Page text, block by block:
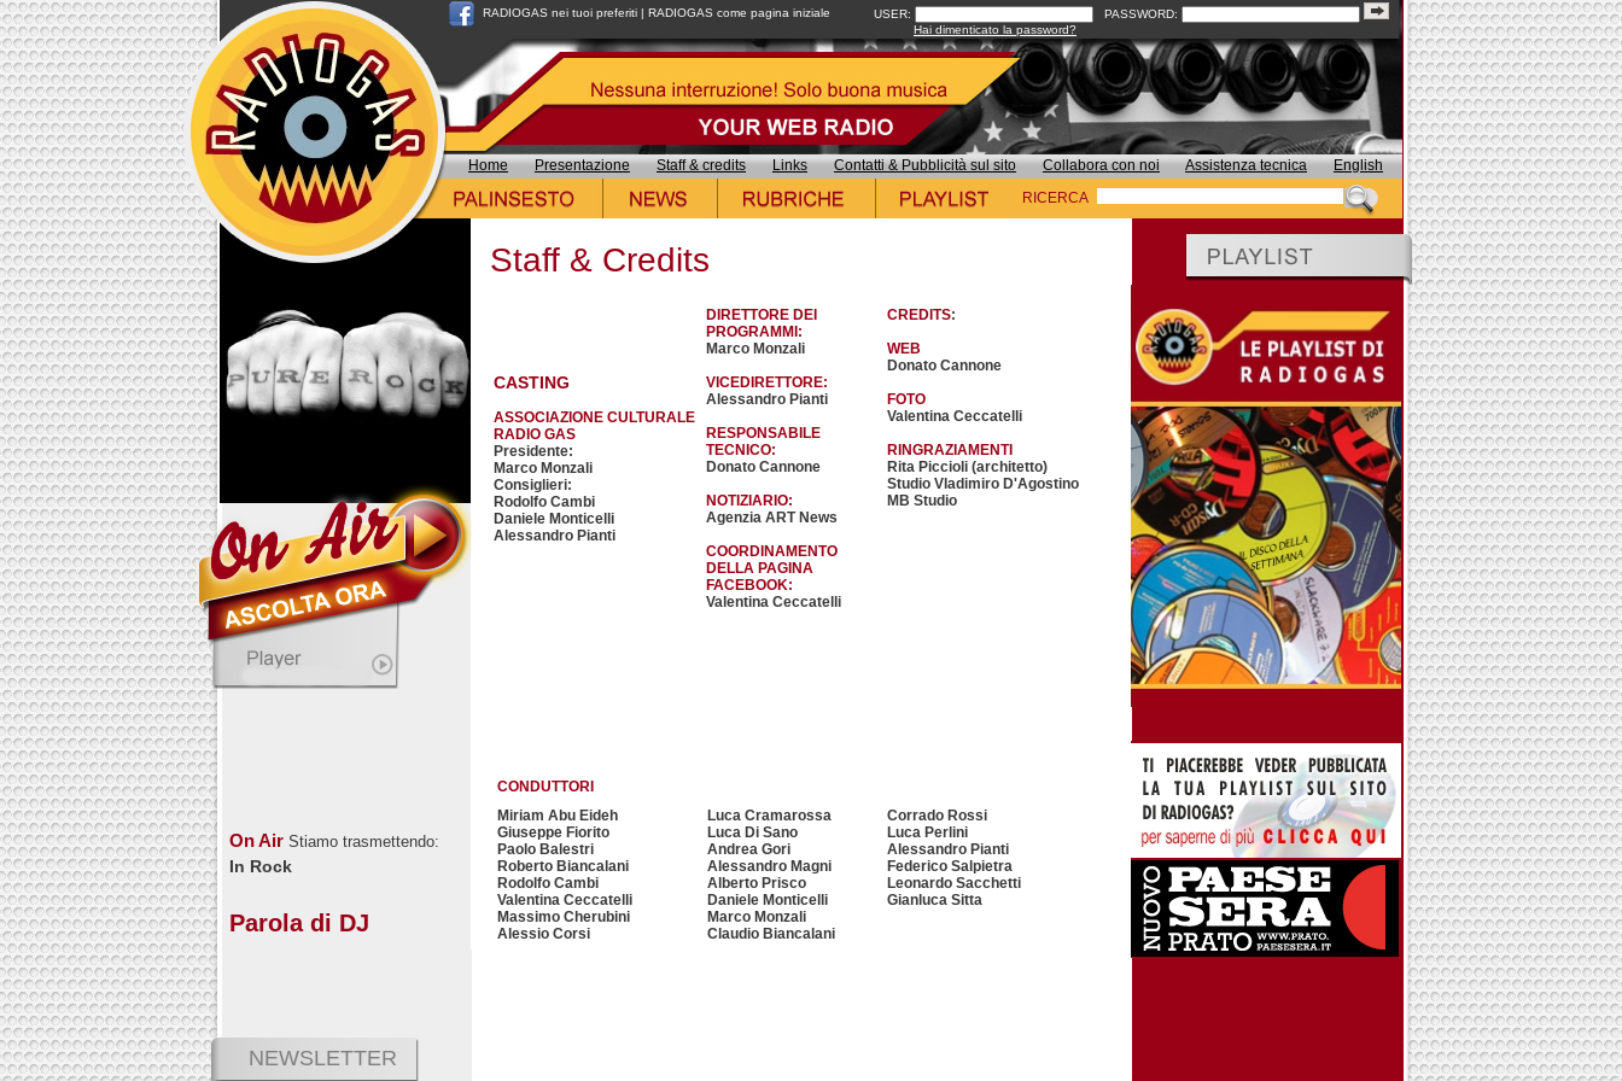
RADIOGAS nei tuoi preferiti | RADIOGAS come pagina iniziale USER:
PASSWORD:
Hai dimenticato la password?
Home Presentazione Staff & credits Links Contatti & Pubblicità sul sito Collabora con noi Assistenza tecnica
English
RICERCA
On Air Stiamo trasmettendo:
In Rock
Parola di DJ
NEWSLETTER
Staff & Credits
CASTING
ASSOCIAZIONE CULTURALE
RADIO GAS
Presidente:
Marco Monzali
Consiglieri:
Rodolfo Cambi
Daniele Monticelli
Alessandro Pianti
DIRETTORE DEI
PROGRAMMI:
Marco Monzali
VICEDIRETTORE:
Alessandro Pianti
RESPONSABILE
TECNICO:
Donato Cannone
NOTIZIARIO:
Agenzia ART News
COORDINAMENTO
DELLA PAGINA
FACEBOOK:
Valentina Ceccatelli
CREDITS:
WEB
Donato Cannone
FOTO
Valentina Ceccatelli
RINGRAZIAMENTI
Rita Piccioli (architetto)
Studio Vladimiro D'Agostino
MB Studio
CONDUTTORI
Miriam Abu Eideh
Giuseppe Fiorito
Paolo Balestri
Roberto Biancalani
Rodolfo Cambi
Valentina Ceccatelli
Massimo Cherubini
Alessio Corsi
Luca Cramarossa
Luca Di Sano
Andrea Gori
Alessandro Magni
Alberto Prisco
Daniele Monticelli
Marco Monzali
Claudio Biancalani
Corrado Rossi
Luca Perlini
Alessandro Pianti
Federico Salpietra
Leonardo Sacchetti
Gianluca Sitta